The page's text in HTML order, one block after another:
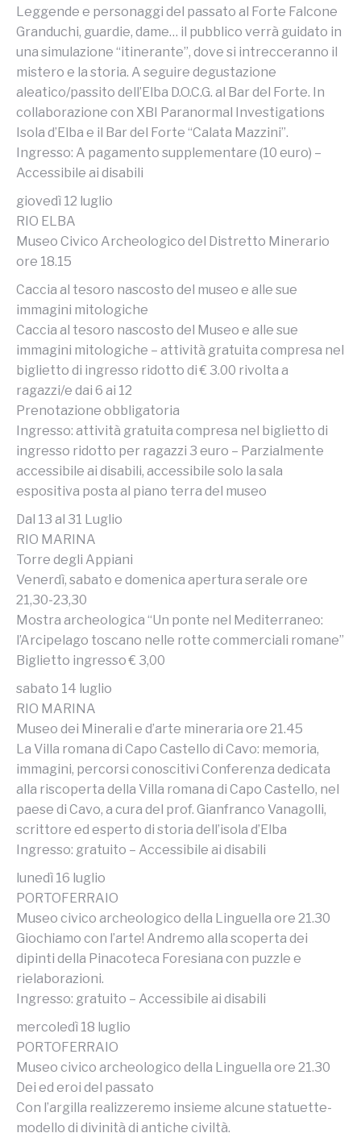
Leggende e personaggi del passato al Forte Falcone
Granduchi, guardie, dame… il pubblico verrà guidato in
una simulazione “itinerante”, dove si intrecceranno il
mistero e la storia. A seguire degustazione
aleatico/passito dell’Elba D.O.C.G. al Bar del Forte. In
collaborazione con XBI Paranormal Investigations
Isola d’Elba e il Bar del Forte “Calata Mazzini”.
Ingresso: A pagamento supplementare (10 euro) –
Accessibile ai disabili
giovedì 12 luglio
RIO ELBA
Museo Civico Archeologico del Distretto Minerario
ore 18.15
Caccia al tesoro nascosto del museo e alle sue
immagini mitologiche
Caccia al tesoro nascosto del Museo e alle sue
immagini mitologiche – attività gratuita compresa nel
biglietto di ingresso ridotto di € 3.00 rivolta a
ragazzi/e dai 6 ai 12
Prenotazione obbligatoria
Ingresso: attività gratuita compresa nel biglietto di
ingresso ridotto per ragazzi 3 euro – Parzialmente
accessibile ai disabili, accessibile solo la sala
espositiva posta al piano terra del museo
Dal 13 al 31 Luglio
RIO MARINA
Torre degli Appiani
Venerdì, sabato e domenica apertura serale ore
21,30-23,30
Mostra archeologica “Un ponte nel Mediterraneo:
l’Arcipelago toscano nelle rotte commerciali romane”
Biglietto ingresso € 3,00
sabato 14 luglio
RIO MARINA
Museo dei Minerali e d’arte mineraria ore 21.45
La Villa romana di Capo Castello di Cavo: memoria,
immagini, percorsi conoscitivi Conferenza dedicata
alla riscoperta della Villa romana di Capo Castello, nel
paese di Cavo, a cura del prof. Gianfranco Vanagolli,
scrittore ed esperto di storia dell’isola d’Elba
Ingresso: gratuito – Accessibile ai disabili
lunedì 16 luglio
PORTOFERRAIO
Museo civico archeologico della Linguella ore 21.30
Giochiamo con l’arte! Andremo alla scoperta dei
dipinti della Pinacoteca Foresiana con puzzle e
rielaborazioni.
Ingresso: gratuito – Accessibile ai disabili
mercoledì 18 luglio
PORTOFERRAIO
Museo civico archeologico della Linguella ore 21.30
Dei ed eroi del passato
Con l’argilla realizzeremo insieme alcune statuette-
modello di divinità di antiche civiltà.